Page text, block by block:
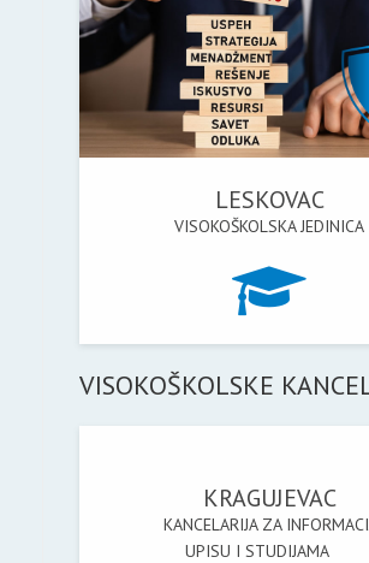
LESKOVAC
VISOKOŠKOLSKA JEDINICA
VISOKOŠKOLSKE
KRAGUJEVAC
KANCELARIJA ZA
UPISU I STUDIJAMA